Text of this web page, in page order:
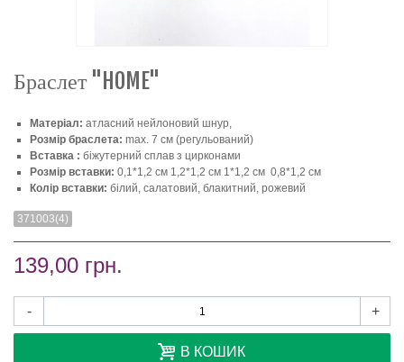
Браслет "HOME"
Матеріал: атласний нейлоновий шнур,
Розмір браслета: max. 7 см (регульований)
Вставка : біжутерний сплав з цирконами
Розмір вставки: 0,1*1,2 см 1,2*1,2 см 1*1,2 см 0,8*1,2 см
Колір вставки: білий, салатовий, блакитний, рожевий
371003(4)
139,00 грн.
- +
В КОШИК